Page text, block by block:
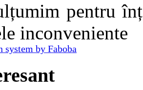
pentru
inconveniente
system by Faboba